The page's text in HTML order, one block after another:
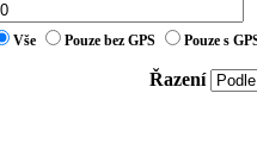
Vše Pouze bez GPS Pouze s
Řazení